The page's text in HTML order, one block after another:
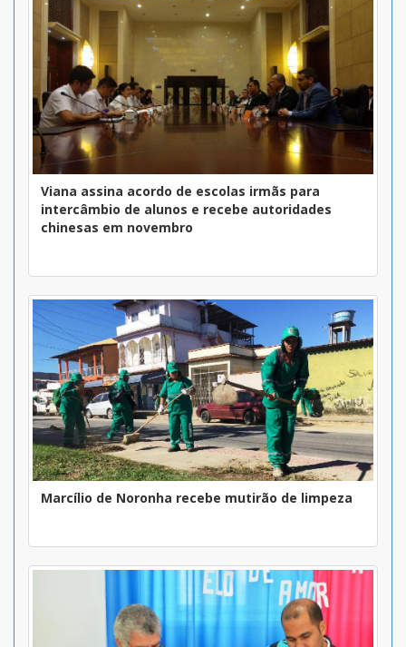
Viana assina acordo de escolas irmãs para
intercâmbio de alunos e recebe autoridades
chinesas em novembro
Marcílio de Noronha recebe mutirão de limpeza